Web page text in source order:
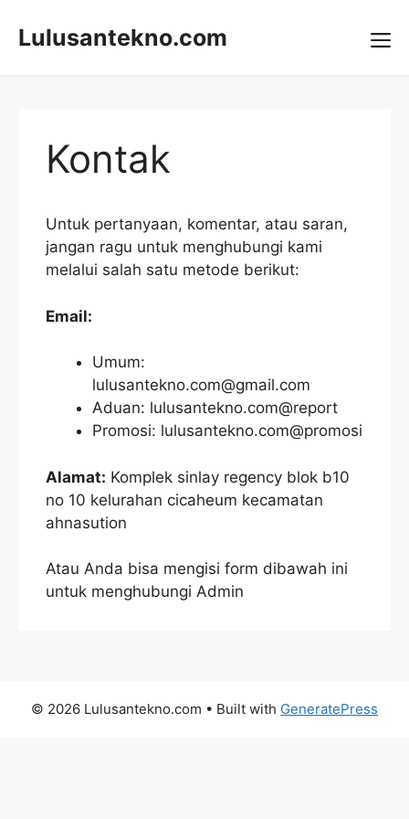
Lulusantekno.com
Kontak
Untuk pertanyaan, komentar, atau saran,
jangan ragu untuk menghubungi kami
melalui salah satu metode berikut:
Email:
Umum:
lulusantekno.com@gmail.com
Aduan: lulusantekno.com@report
Promosi: lulusantekno.com@promosi
Alamat: Komplek sinlay regency blok b10
no 10 kelurahan cicaheum kecamatan
ahnasution
Atau Anda bisa mengisi form dibawah ini
untuk menghubungi Admin
© 2026 Lulusantekno.com • Built with GeneratePress